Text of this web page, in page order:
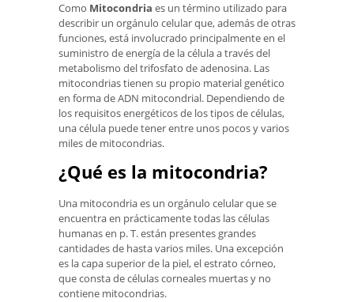
Como Mitocondria es un término utilizado para
describir un orgánulo celular que, además de otras
funciones, está involucrado principalmente en el
suministro de energía de la célula a través del
metabolismo del trifosfato de adenosina. Las
mitocondrias tienen su propio material genético
en forma de ADN mitocondrial. Dependiendo de
los requisitos energéticos de los tipos de células,
una célula puede tener entre unos pocos y varios
miles de mitocondrias.
¿Qué es la mitocondria?
Una mitocondria es un orgánulo celular que se
encuentra en prácticamente todas las células
humanas en p. T. están presentes grandes
cantidades de hasta varios miles. Una excepción
es la capa superior de la piel, el estrato córneo,
que consta de células corneales muertas y no
contiene mitocondrias.